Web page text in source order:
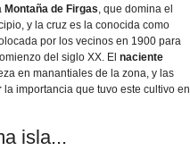
Montaña de Firgas, que domina el
y la cruz es la conocida como
por los vecinos en 1900 para
del siglo XX. El naciente
en manantiales de la zona, y las
la importancia que tuvo este cultivo en
isla...